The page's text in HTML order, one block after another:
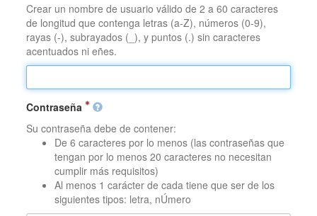
Crear un nombre de usuario válido de 2 a 60 caracteres
de longitud que contenga letras (a-Z), números (0-9),
rayas (-), subrayados (_), y puntos (.) sin caracteres
acentuados ni eñes.
Contraseña
Su contraseña debe de contener:
De 6 caracteres por lo menos (las contraseñas que
tengan por lo menos 20 caracteres no necesitan
cumplir más requisitos)
Al menos 1 carácter de cada tiene que ser de los
siguientes tipos: letra, nÚmero